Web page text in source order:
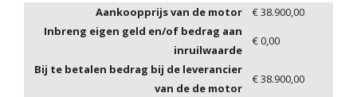
Aankoopprijs van de motor €38.900,00
Inbreng eigen geld en/of bedrag aan
inruilwaarde
€0,00
Bij te betalen bedrag bij de leverancier
van de de motor
€38.900,00